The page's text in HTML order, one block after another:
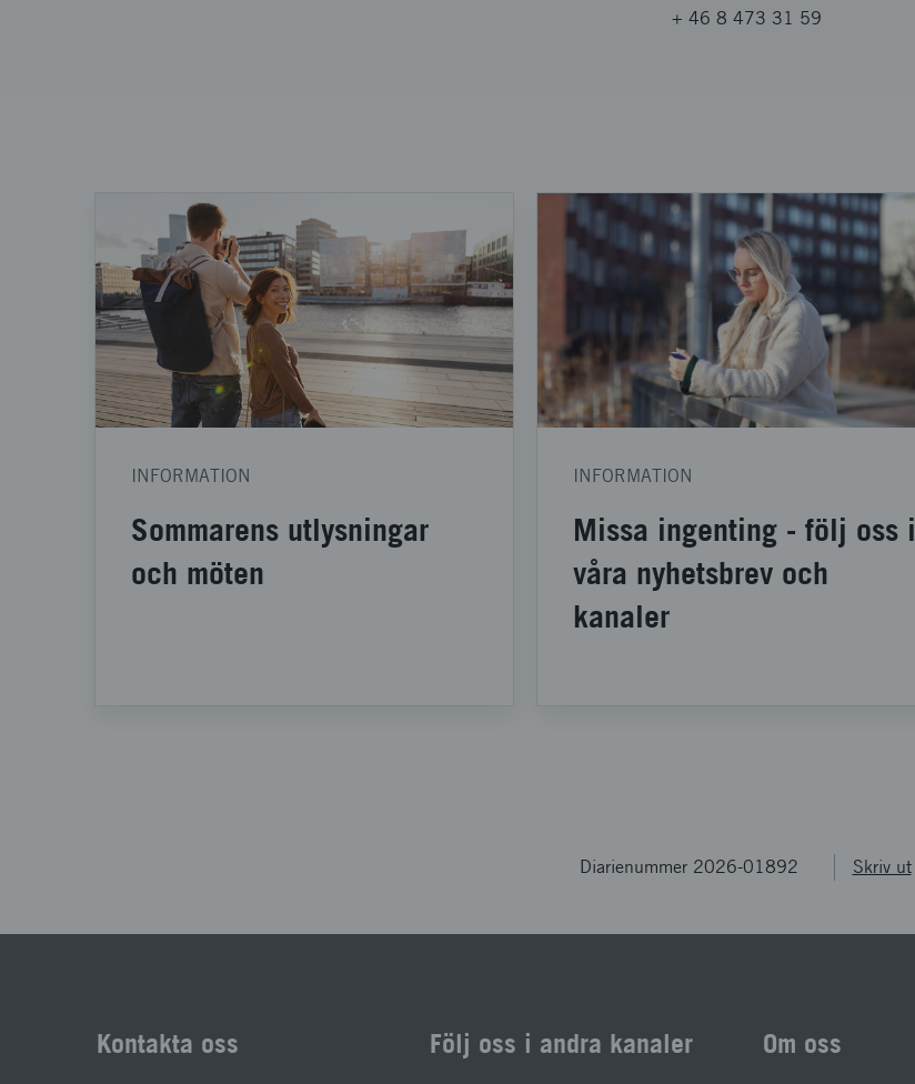
+ 46 8 473 31 59
INFORMATION
Sommarens utlysningar
och möten
INFORMATION
Missa ingenting - följ oss i
våra nyhetsbrev och
kanaler
Diarienummer 2026-01892 Skriv ut
Kontakta oss Följ oss i andra kanaler Om oss